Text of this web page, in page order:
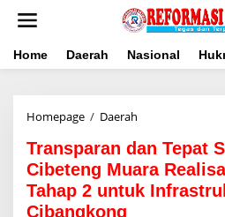
Home Daerah Nasional
Homepage / Daerah
Tepat
Sasaran,
Pemdes
Cibeteng
Transparan dan Tepat
Cibeteng Muara
Tahap 2 untuk
Cibangkong